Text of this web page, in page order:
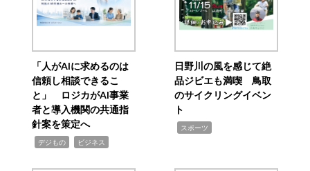
「人がAIに求めるのは
信頼し相談できるこ
と」 ロジカがAI事業
者と導入機関の共通指
針案を策定へ
デジもの ビジネス
日野川の風を感じて絶
品ジビエも満喫 鳥取
のサイクリングイベン
ト
スポーツ